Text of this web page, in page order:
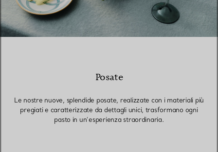
Posate
Le nostre nuove, splendide posate, realizzate con i materiali più
pregiati e caratterizzate da dettagli unici, trasformano ogni
pasto in un’esperienza straordinaria.